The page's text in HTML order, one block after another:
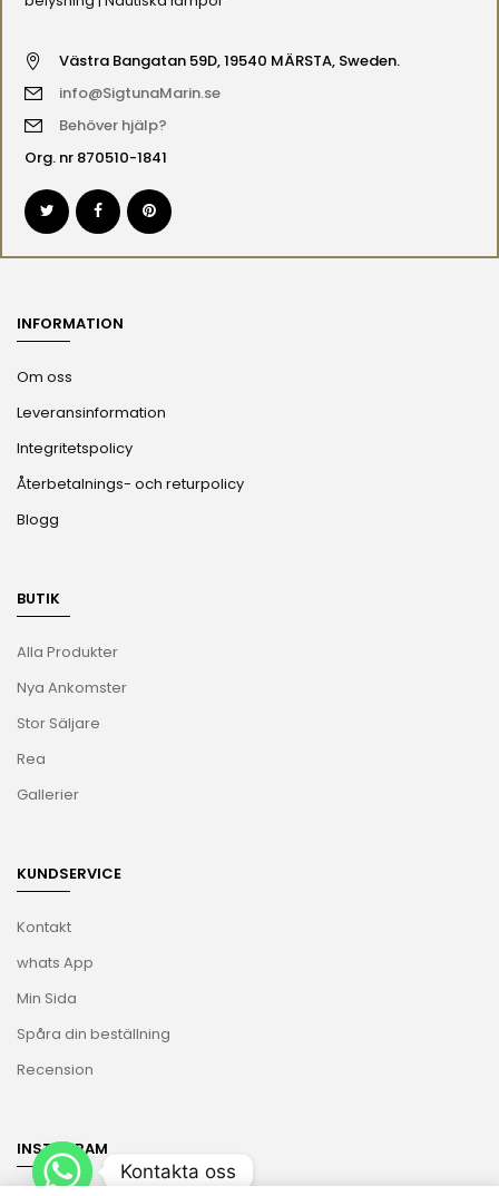
Västra Bangatan 59D, 19540 MÄRSTA, Sweden.
info@SigtunaMarin.se
Behöver hjälp?
Org. nr 870510-1841
INFORMATION
Om oss
Leveransinformation
Integritetspolicy
Återbetalnings- och returpolicy
Blogg
BUTIK
Alla Produkter
Nya Ankomster
Stor Säljare
Rea
Gallerier
KUNDSERVICE
Kontakt
whats App
Min Sida
Spåra din beställning
Recension
INSTAGRAM
Kontakta oss